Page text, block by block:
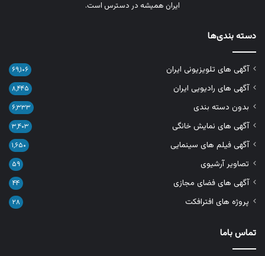
ایران همیشه در دسترس است.
دسته بندی‌ها
آگهی های تلویزیونی ایران ۶۹,۱۰۶
آگهی های رادیویی ایران ۸,۴۴۵
بدون دسته بندی ۶,۳۳۳
آگهی های نمایش خانگی ۳,۴۰۳
آگهی فیلم های سینمایی ۱,۶۵۰
تصاویر آرشیوی ۵۹
آگهی های فضای مجازی ۴۴
پروژه های افترافکت ۲۸
تماس باما